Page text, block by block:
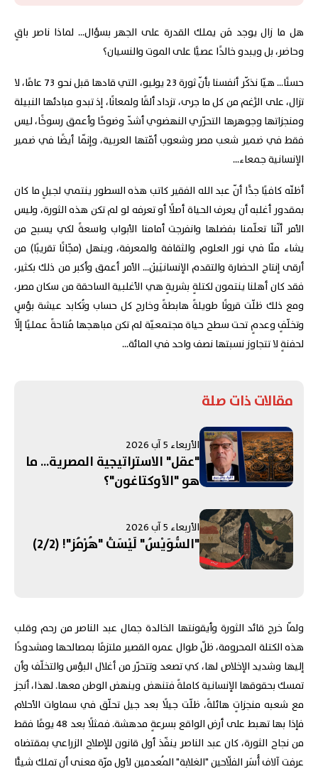
هل ما زال يوجد مَن يملك القدرة على الجهر بسؤال... لماذا ناصر باقٍ
وحاضر، بل ويبدو خالدًا عصيًّا على الموت والنسيان؟
حسنًا... هيّا نذكّر أنفسنا بأنّ ثورة 23 يوليو، التي قادها قبل نحو 73 عامًا، لا
تزال، على الرَّغم من كل ما جرى، تزداد ألقًا ولمعانًا، إذ تبدو مبادئها النبيلة
ومنجزاتها وجوهرها التحرّري النهضوي أشدّ وضوحًا وأعمق رسوخًا، ليس
فقط في ضمير شعب مصر وشعوب أمّتها العربية، وإنّما أيضًا في ضمير
الإنسانية جمعاء...
أظنّه كافيًا جدًّا أنّ عبد الله الفقير كاتب هذه السطور ينتمي لجيلٍ ما كان
بمقدور أغلبه أن يعرف الحياة أصلًا أو تعرفه لو لم تكن هذه الثورة، وليس
الأمر أنّنا تعلّمنا بفضلها وانفرجت أمامنا الأبواب واسعةً لكي يسبح من
يشاء منّا في نور العلوم والثقافة والمعرفة، وينهل (مجّانًا تقريبًا) من
أرقى إنتاج الحضارة والتقدم الإنسانيَيْن... الأمر أعمق وأكبر من ذلك بكثير،
فقد كان أهلنا ينتمون لكتلةٍ بشريةٍ هي الأغلبية الساحقة من سكان مصر،
ومع ذلك ظلّت قرونًا طويلةً هابطةً وخارج كل حساب وتُكابد عيشة بؤسٍ
وتخلّفٍ وعدمٍ تحت سطح حياة مجتمعيّة لم تكن مباهجها مُتاحةً عمليًا إلّا
لحفنةٍ لا تتجاوز نسبتها نصف واحد في المائة...
مقالات ذات صلة
الأربعاء 5 آب 2026
"عقل" الاستراتيجية المصرية... ما
هو "الأوكتاغون"؟
الأربعاء 5 آب 2026
"السُّوَيْسُ" لَيْسَتْ "هُرْمُز"! (2/2)
ولمّا خرج قائد الثورة وأيقونتها الخالدة جمال عبد الناصر من رحم وقلب
هذه الكتلة المحرومة، ظلّ طوال عمره القصير ملتزمًا بمصالحها ومشدودًا
إليها وشديد الإخلاص لها، كي تصعد وتتحرّر من أغلال البؤس والتخلّف وأن
تمسك بحقوقها الإنسانية كاملةً فتنهض وينهض الوطن معها. لهذا، أنجز
مع شعبه منجزاتٍ هائلةً، ظلّت جيلًا بعد جيل تحلّق في سماوات الأحلام
فإذا بها تهبط على أرض الواقع بسرعةٍ مدهشة. فمثلًا بعد 48 يومًا فقط
من نجاح الثورة، كان عبد الناصر ينفّذ أول قانون للإصلاح الزراعي بمقتضاه
عرفت آلاف أُسَرِ الفلّاحين "الغلابة" المُعدمين لأول مرّة معنى أن تملك شيئًا